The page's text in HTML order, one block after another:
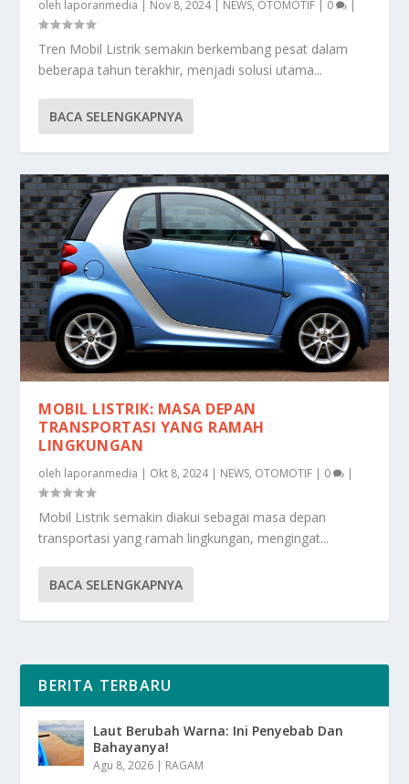
oleh laporanmedia | Nov 8, 2024| NEWS, OTOMOTIF | 0 |
Tren Mobil Listrik semakin berkembang pesat dalam
beberapa tahun terakhir, menjadi solusi utama...
BACA SELENGKAPNYA
MOBIL LISTRIK: MASA DEPAN
TRANSPORTASI YANG RAMAH
LINGKUNGAN
oleh laporanmedia | Okt 8, 2024| NEWS, OTOMOTIF | 0 |
Mobil Listrik semakin diakui sebagai masa depan
transportasi yang ramah lingkungan, mengingat...
BACA SELENGKAPNYA
BERITA TERBARU
Laut Berubah Warna: Ini Penyebab Dan
Bahayanya!
Agu 8, 2026 | RAGAM